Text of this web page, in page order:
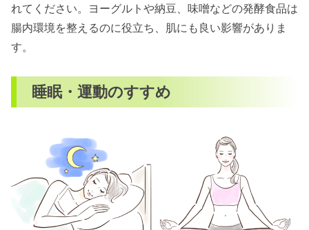
れてください。ヨーグルトや納豆、味噌などの発酵食品は
腸内環境を整えるのに役立ち、肌にも良い影響がありま
す。
睡眠・運動のすすめ